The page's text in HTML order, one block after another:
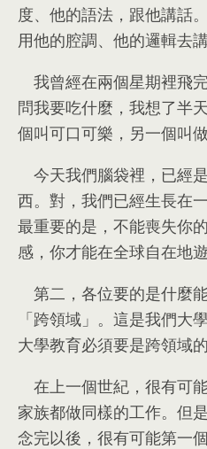
度、 他的語法 ， 跟他講話。
用他的腔調、 他的邏輯去
我曾經在兩個星期裡飛
問我要吃什麼 ， 我想了半天
個叫可口可樂 ， 另一個叫
今天我們腦袋裡 ， 已經
西。 對 ， 我們已經生長在
最重要的是 ， 不能喪失你
感 ， 你才能在全球自在地
第二 ， 各位要的是什麼
「跨領域」 。 這是我們大
大學教育必須要是跨領域的
在上一個世紀 ， 很有可
家族都做同樣的工作。 但
念完以後 ， 很有可能第一